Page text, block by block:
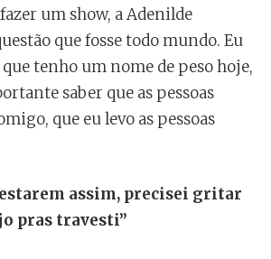
um show, a Adenilde
que fosse todo mundo. Eu
tenho um nome de peso hoje,
saber que as pessoas
que eu levo as pessoas
estarem assim, precisei gritar
pras travesti”